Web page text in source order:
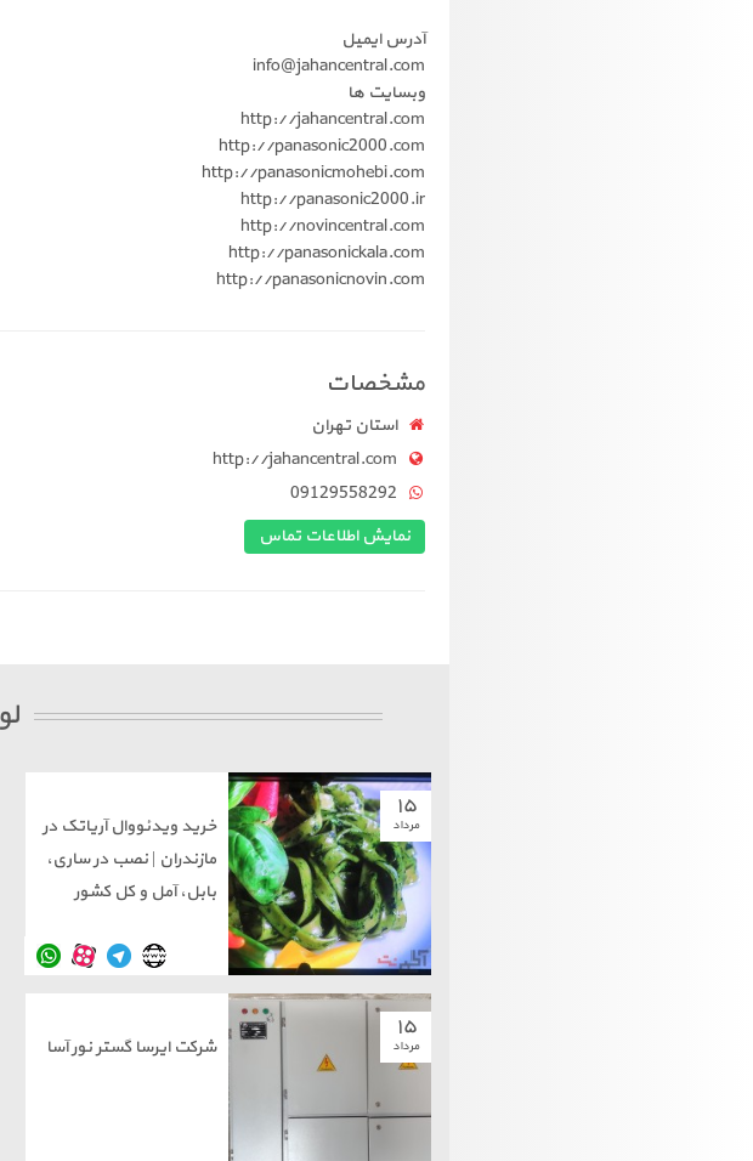
آدرس ایمیل
info@jahancentral.com
وبسایت ها
http://jahancentral.com
http://panasonic2000.com
http://panasonicmohebi.com
http://panasonic2000.ir
http://novincentral.com
http://panasonickala.com
http://panasonicnovin.com
مشخصات
استان تهران
http://jahancentral.com
09129558292
نمایش اطلاعات تماس
۱۵
مرداد
خرید ویدئووال آریاتک در
مازندران | نصب در ساری،
بابل، آمل و کل کشور
۱۵
مرداد شرکت ایرسا گستر نور آسا